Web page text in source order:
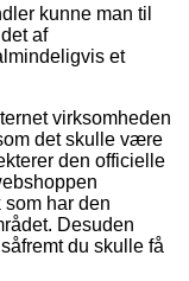
kunne man til
af
et
virksomheden
det skulle være
den officielle
har den
Desuden
du skulle få